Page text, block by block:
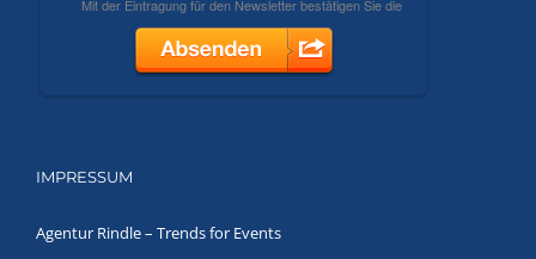
IMPRESSUM
Agentur Rindle – Trends for Events